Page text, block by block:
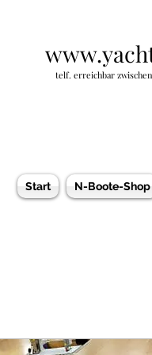
telf. erreichbar
Start N-Boote-Shop